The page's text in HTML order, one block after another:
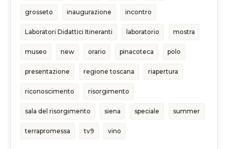
grosseto inaugurazione incontro
Laboratori Didattici Itineranti laboratorio mostra
museo new orario pinacoteca polo
presentazione regione toscana riapertura
riconoscimento risorgimento
sala del risorgimento siena speciale summer
terrapromessa tv9 vino